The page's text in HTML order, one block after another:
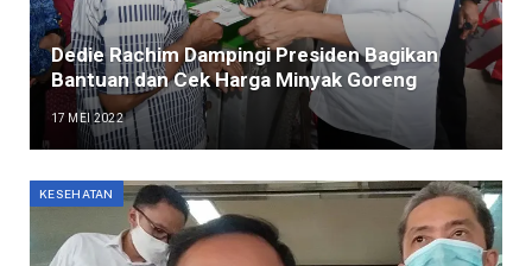
Dedie Rachim Dampingi Presiden Bagikan
Bantuan dan Cek Harga Minyak Goreng
17 MEI 2022
KESEHATAN